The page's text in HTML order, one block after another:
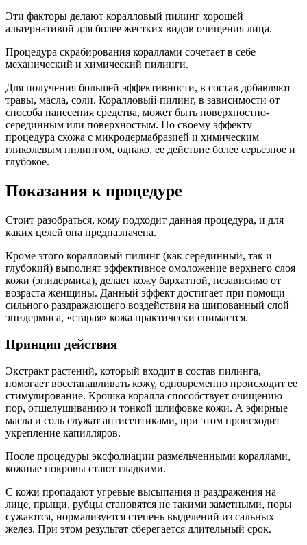
Эти факторы делают коралловый пилинг хорошей
альтернативой для более жестких видов очищения лица.
Процедура скрабирования кораллами сочетает в себе
механический и химический пилинги.
Для получения большей эффективности, в состав добавляют
травы, масла, соли. Коралловый пилинг, в зависимости от
способа нанесения средства, может быть поверхностно-
серединным или поверхностым. По своему эффекту
процедура схожа с микродермабразией и химическим
гликолевым пилингом, однако, ее действие более серьезное и
глубокое.
Показания к процедуре
Стоит разобраться, кому подходит данная процедура, и для
каких целей она предназначена.
Кроме этого коралловый пилинг (как серединный, так и
глубокий) выполнят эффективное омоложение верхнего слоя
кожи (эпидермиса), делает кожу бархатной, независимо от
возраста женщины. Данный эффект достигает при помощи
сильного раздражающего воздействия на шипованный слой
эпидермиса, «старая» кожа практически снимается.
Принцип действия
Экстракт растений, который входит в состав пилинга,
помогает восстанавливать кожу, одновременно происходит ее
стимулирование. Крошка коралла способствует очищению
пор, отшелушиванию и тонкой шлифовке кожи. А эфирные
масла и соль служат антисептиками, при этом происходит
укрепление капилляров.
После процедуры эксфолиации размельченными кораллами,
кожные покровы стают гладкими.
С кожи пропадают угревые высыпания и раздражения на
лице, прыщи, рубцы становятся не такими заметными, поры
сужаются, нормализуется степень выделений из сальных
желез. При этом результат сберегается длительный срок.